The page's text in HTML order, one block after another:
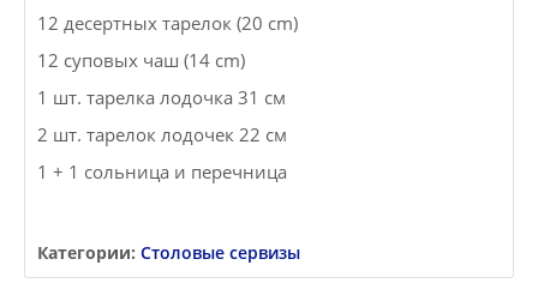
12 десертных тарелок (20 cm)
12 суповых чаш (14 cm)
1 шт. тарелка лодочка 31 см
2 шт. тарелок лодочек 22 см
1 + 1 сольница и перечница
Категории: Столовые сервизы